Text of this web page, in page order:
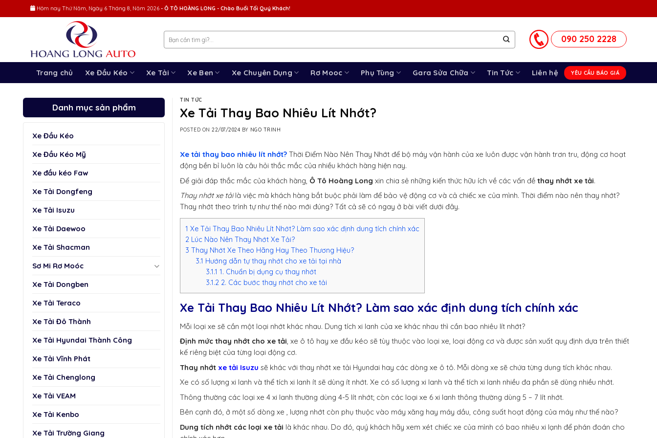
to
Hôm nay Thứ Năm, Ngày 6 Tháng 8, Năm 2026 - Ô TÔ HOÀNG LONG - Chào Buổi Tối Quý Khách!
090 250 2228
Trang chủ Xe Đầu Kéo Xe Tải Xe Ben Xe Chuyên Dụng Rơ Mooc Phụ Tùng Gara Sửa Chữa Tin Tức Liên hệ YÊU CẦU BÁO GIÁ
Danh mục sản phẩm
Xe Đầu Kéo
Xe Đầu Kéo Mỹ
Xe đầu kéo Faw
Xe Tải Dongfeng
Xe Tải Isuzu
Xe Tải Daewoo
Xe Tải Shacman
Sơ Mi Rơ Moóc
Xe Tải Dongben
Xe Tải Teraco
Xe Tải Đô Thành
Xe Tải Hyundai Thành Công
Xe Tải Vĩnh Phát
Xe Tải Chenglong
Xe Tải VEAM
Xe Tải Kenbo
Xe Tải Trường Giang
TIN TỨC
Xe Tải Thay Bao Nhiêu Lít Nhớt?
POSTED ON22/07/2024 BY NGO TRINH
Xe tải thay bao nhiêu lít nhớt? Thời Điểm Nào Nên Thay Nhớt để bộ máy vận hành của xe luôn được vận hành trơn tru, động cơ hoạt
động bền bỉ luôn là câu hỏi thắc mắc của nhiều khách hàng hiện nay.
Để giải đáp thắc mắc của khách hàng, Ô Tô Hoàng Long xin chia sẻ những kiến thức hữu ích về các vấn đề thay nhớt xe tải.
Thay nhớt xe tảilà việc mà khách hàng bắt buộc phải làm để bảo vệ động cơ và cả chiếc xe của mình. Thời điểm nào nên thay nhớt?
Thay nhớt theo trình tự như thế nào mới đúng? Tất cả sẽ có ngay ở bài viết dưới đây.
1 Xe Tải Thay Bao Nhiêu Lít Nhớt? Làm sao xác định dung tích chính xác
2 Lúc Nào Nên Thay Nhớt Xe Tải?
3 Thay Nhớt Xe Theo Hãng Hay Theo Thương Hiệu?
3.1 Hướng dẫn tự thay nhớt cho xe tải tại nhà
3.1.1 1. Chuẩn bị dụng cụ thay nhớt
3.1.2 2. Các bước thay nhớt cho xe tải
Xe Tải Thay Bao Nhiêu Lít Nhớt? Làm sao xác định dung tích chính xác
Mỗi loại xe sẽ cần một loại nhớt khác nhau. Dung tích xi lanh của xe khác nhau thì cần bao nhiêu lít nhớt?
Định mức thay nhớt cho xe tải, xe ô tô hay xe đầu kéo sẽ tùy thuộc vào loại xe, loại động cơ và được sản xuất quy định dựa trên thiết
kế riêng biệt của từng loại động cơ.
Thay nhớt xe tải Isuzu sẽ khác với thay nhớt xe tải Hyundai hay các dòng xe ô tô. Mỗi dòng xe sẽ chứa từng dung tích khác nhau.
Xe có số lượng xi lanh và thể tích xi lanh ít sẽ dùng ít nhớt. Xe có số lượng xi lanh và thể tích xi lanh nhiều đa phần sẽ dùng nhiều nhớt.
Thông thường các loại xe 4 xi lanh thường dùng 4-5 lít nhớt; còn các loại xe 6 xi lanh thông thường dùng 5 – 7 lít nhớt.
Bên cạnh đó, ở một số dòng xe , lượng nhớt còn phụ thuộc vào máy xăng hay máy dầu, công suất hoạt động của máy như thế nào?
Dung tích nhớt các loại xe tải là khác nhau. Do đó, quý khách hãy xem xét chiếc xe của mình có bao nhiêu xi lạnh để phán đoán cho